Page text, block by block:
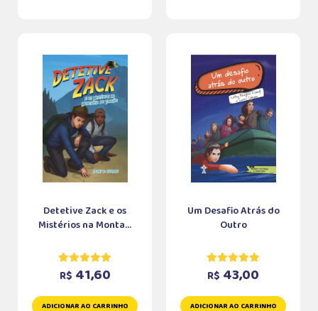
Detetive Zack e os
Mistérios na Monta...
R$ 41,60
ADICIONAR AO CARRINHO
Um Desafio Atrás do
Outro
R$ 43,00
ADICIONAR AO CARRINHO